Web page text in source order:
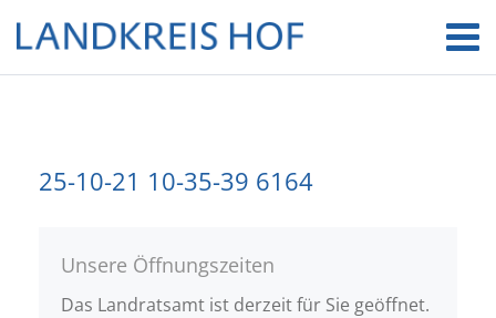
25-10-21 10-35-39 6164
Unsere Öffnungszeiten
Das Landratsamt ist derzeit für Sie geöffnet.